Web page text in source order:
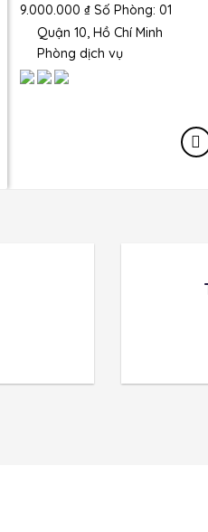
9.000.000₫ Số Phòng: 01
Quận 10, Hồ Chí Minh
Phòng dịch vụ